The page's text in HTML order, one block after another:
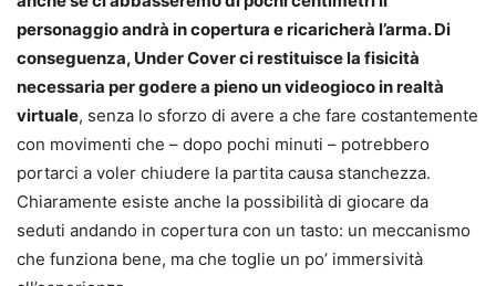
personaggio andrà in copertura e ricaricherà l’arma. Di
conseguenza, Under Cover ci restituisce la fisicità
necessaria per godere a pieno un videogioco in realtà
virtuale, senza lo sforzo di avere a che fare costantemente
con movimenti che – dopo pochi minuti – potrebbero
portarci a voler chiudere la partita causa stanchezza.
Chiaramente esiste anche la possibilità di giocare da
seduti andando in copertura con un tasto: un meccanismo
che funziona bene, ma che toglie un po’ immersività